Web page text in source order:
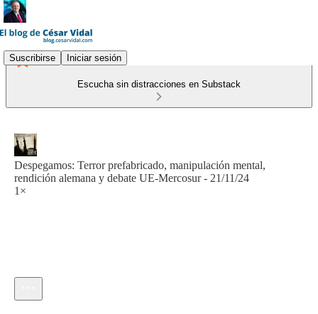
Suscribirse Iniciar sesión
Escucha sin distracciones en Substack
Despegamos: Terror prefabricado, manipulación mental,
rendición alemana y debate UE-Mercosur - 21/11/24
1×